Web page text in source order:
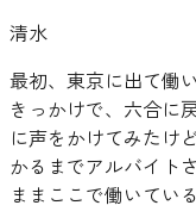
清水
最初、東京に出て働
きっかけで、六合に
に声をかけてみたけ
かるまでアルバイト
ままここで働いてい